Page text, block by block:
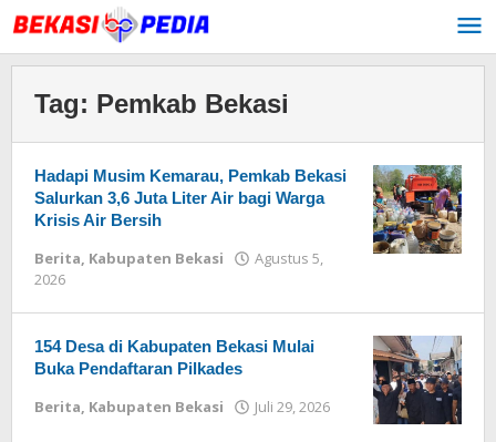
Lewati
ke
konten
Tag: Pemkab Bekasi
Hadapi Musim Kemarau, Pemkab Bekasi
Salurkan 3,6 Juta Liter Air bagi Warga
Krisis Air Bersih
Berita, Kabupaten Bekasi
Agustus 5,
2026
154 Desa di Kabupaten Bekasi Mulai
Buka Pendaftaran Pilkades
Berita, Kabupaten Bekasi Juli 29, 2026
oleh
Redaksi